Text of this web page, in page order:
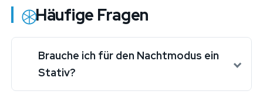
Häufige Fragen
Brauche ich für den Nachtmodus ein
Stativ?